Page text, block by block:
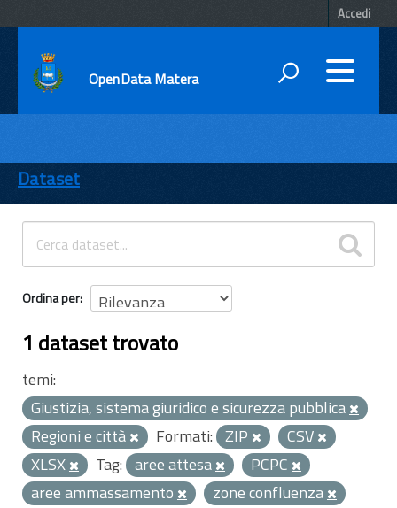
Accedi
OpenData Matera
ENTI
TEMI
INFORMAZIONI
Dataset
Ordina per
1 dataset trovato
temi:
Giustizia, sistema giuridico e sicurezza pubblica
Regioni e città
Formati: ZIP
CSV
XLSX
Tag: aree attesa
PCPC
aree ammassamento
zone confluenza